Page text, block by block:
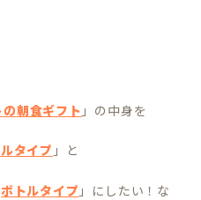
朝食ギフト 」の中身を
タイプ 」と
トルタイプ 」にしたい！な